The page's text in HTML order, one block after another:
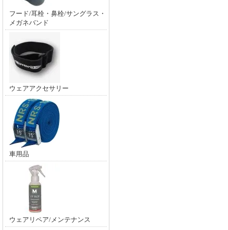
フード/耳栓・鼻栓/サングラス・
メガネバンド
ウェアアクセサリー
車用品
ウェアリペア/メンテナンス